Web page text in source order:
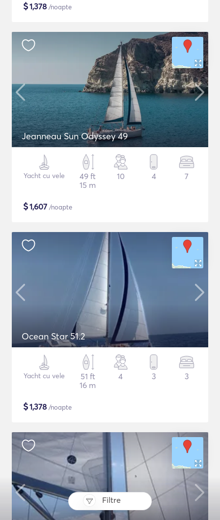
Filtre
$1,378 /noapte
Jeanneau Sun Odyssey 49
Yacht cu vele
49 ft
15 m
10 4 7
$1,607 /noapte
Ocean Star 51.2
Yacht cu vele
51 ft
16 m
4 3 3
$1,378 /noapte